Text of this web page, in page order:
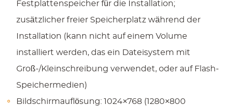
Festplattenspeicher für die Installation;
zusätzlicher freier Speicherplatz während der
Installation (kann nicht auf einem Volume
installiert werden, das ein Dateisystem mit
Groß-/Kleinschreibung verwendet, oder auf Flash-
Speichermedien)
Bildschirmauflösung: 1024×768 (1280×800